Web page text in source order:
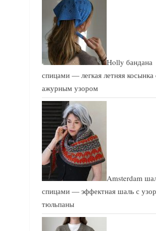
Holly бандана
спицами — легкая летняя косынка
ажурным узором
Amsterdam
спицами — эффектная шаль с
тюльпаны